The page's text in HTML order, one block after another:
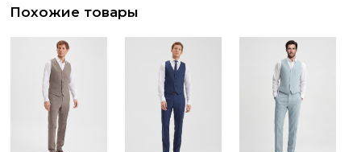
Похожие товары